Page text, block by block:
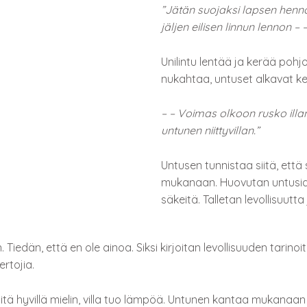
”Jätän suojaksi lapsen
jäljen eilisen linnun lennon – –
Unilintu lentää ja kerää
nukahtaa, untuset alkavat
– – Voimas olkoon rusko
untunen niittyvillan.”
Untusen tunnistaa siitä, että
mukanaan. Huovutan
säkeitä. Talletan
että en ole ainoa. Siksi kirjoitan levollisuuden
hyvillä mielin, villa tuo lämpöä. Untunen kantaa